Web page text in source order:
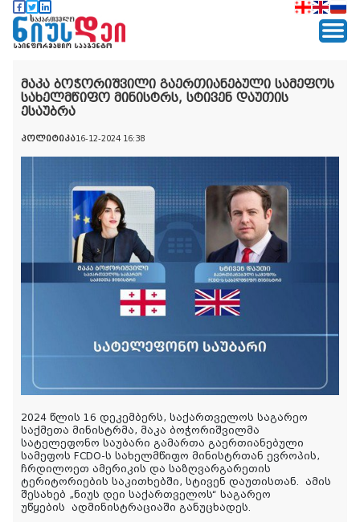
მაკა ბოჭორიშვილი გაერთიანებული სამეფოს
სახელმწიფო მინისტრს, სტივენ დაუთის
ესაუბრა
პოლიტიკა16-12-2024 16:38
2024 წლის 16 დეკემბერს, საქართველოს საგარეო
საქმეთა მინისტრმა, მაკა ბოჭორიშვილმა
სატელეფონო საუბარი გამართა გაერთიანებული
სამეფოს FCDO-ს სახელმწიფო მინისტრთან ევროპის,
ჩრდილოეთ ამერიკის და საზღვარგარეთის
ტერიტორიების საკითხებში, სტივენ დაუთისთან. ამის
შესახებ „ნიუს დეი საქართველოს“ საგარეო
უწყების ადმინისტრაციაში განუცხადეს.